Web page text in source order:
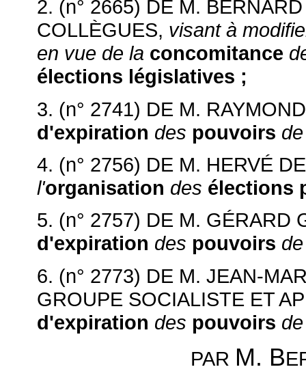
2. (n° 2665) DE M.
COLLÈGUES, visant à
en vue de la concomitance
élections législatives ;
3. (n° 2741) DE M.
d'expiration des pouvoirs
4. (n° 2756) DE M. HERVÉ
l'organisation des élections
5. (n° 2757) DE M. GÉRARD
d'expiration des pouvoirs
6. (n° 2773) DE M. JEAN-
GROUPE SOCIALISTE ET
d'expiration des pouvoirs
PAR M. B